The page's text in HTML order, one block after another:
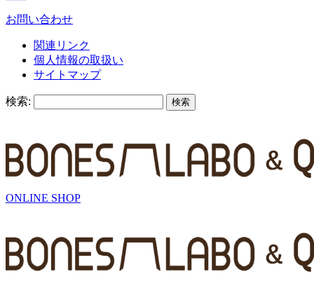
お問い合わせ
関連リンク
個人情報の取扱い
サイトマップ
検索:
ONLINE SHOP